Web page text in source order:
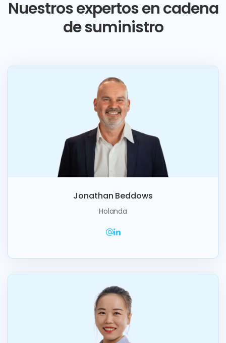
Nuestros expertos en cadena
de suministro
Jonathan Beddows
Holanda